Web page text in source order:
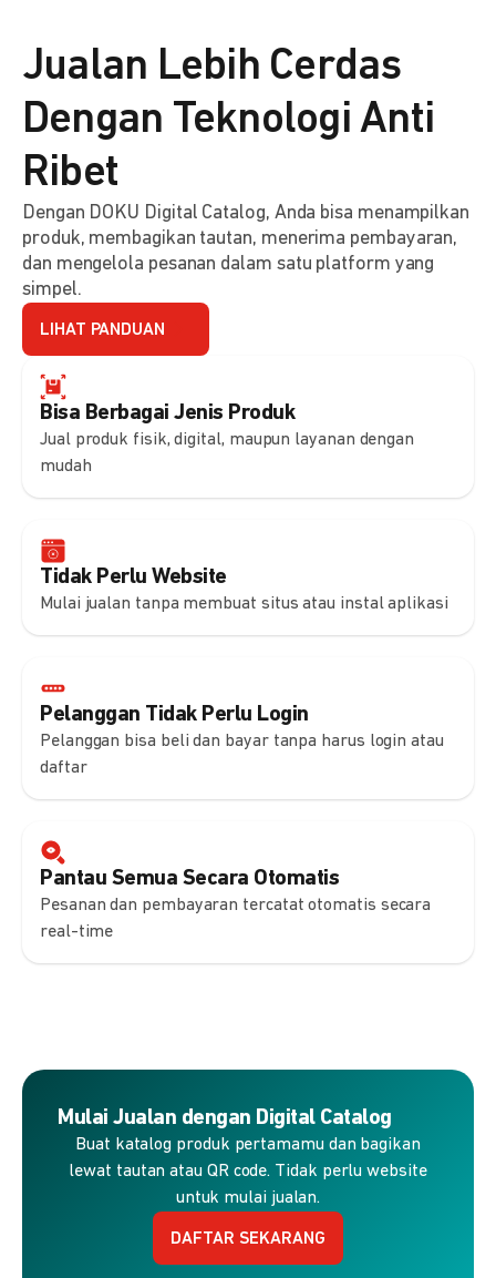
Bisa Berbagai Jenis Produk
Jual produk fisik, digital, maupun layanan dengan
mudah
Tidak Perlu Website
Mulai jualan tanpa membuat situs atau instal aplikasi
Pelanggan Tidak Perlu Login
Pelanggan bisa beli dan bayar tanpa harus login atau
daftar
Pantau Semua Secara Otomatis
Pesanan dan pembayaran tercatat otomatis secara
real-time
Jualan Lebih Cerdas
Dengan Teknologi Anti
Ribet
Dengan DOKU Digital Catalog, Anda bisa menampilkan
produk, membagikan tautan, menerima pembayaran,
dan mengelola pesanan dalam satu platform yang
simpel.
LIHAT PANDUAN
Mulai Jualan dengan Digital Catalog
Buat katalog produk pertamamu dan bagikan
lewat tautan atau QR code. Tidak perlu website
untuk mulai jualan.
DAFTAR SEKARANG